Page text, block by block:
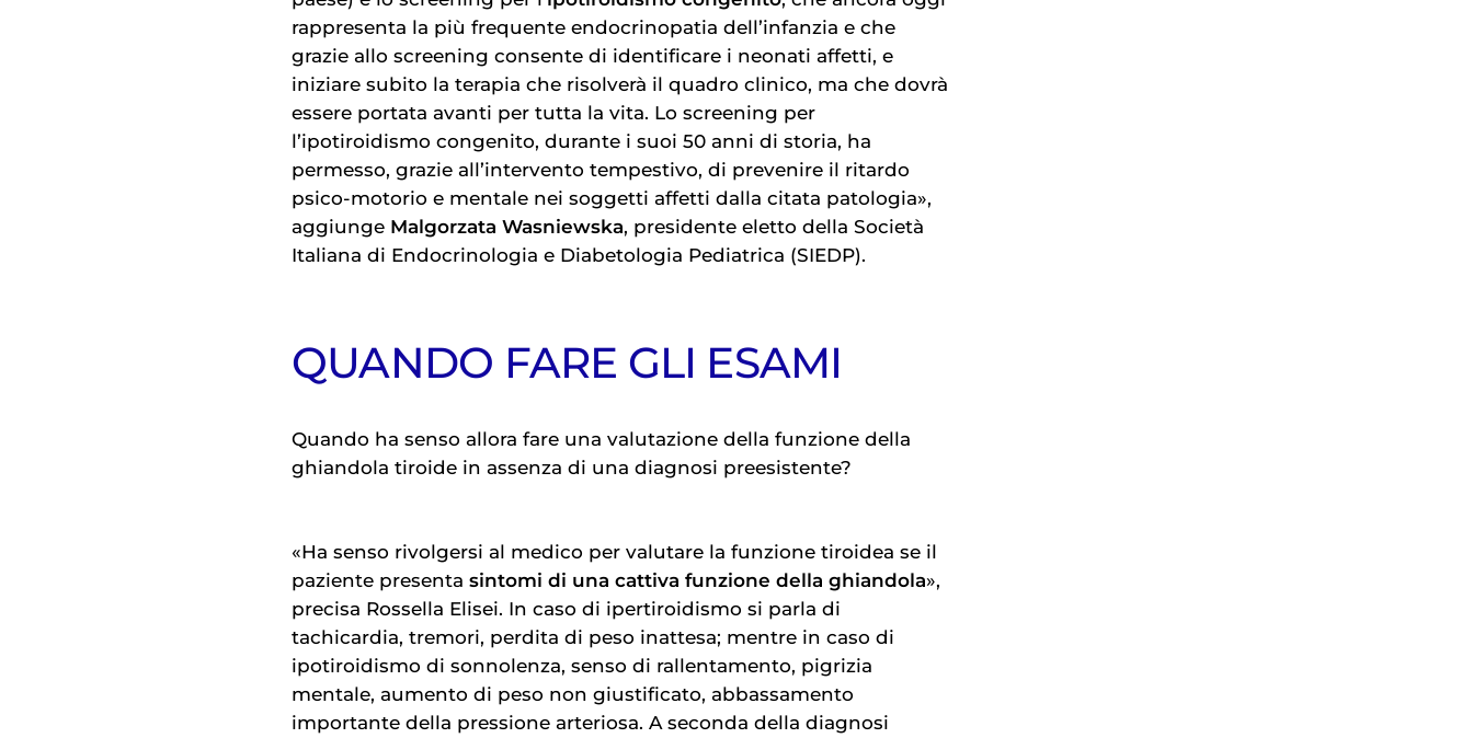
rappresenta la più frequente endocrinopatia dell’infanzia e che
grazie allo screening consente di identificare i neonati affetti, e
iniziare subito la terapia che risolverà il quadro clinico, ma che dovrà
essere portata avanti per tutta la vita. Lo screening per
l’ipotiroidismo congenito, durante i suoi 50 anni di storia, ha
permesso, grazie all’intervento tempestivo, di prevenire il ritardo
psico-motorio e mentale nei soggetti affetti dalla citata patologia»,
aggiunge Malgorzata Wasniewska, presidente eletto della Società
Italiana di Endocrinologia e Diabetologia Pediatrica (SIEDP).
QUANDO FARE GLI ESAMI
Quando ha senso allora fare una valutazione della funzione della
ghiandola tiroide in assenza di una diagnosi preesistente?
«Ha senso rivolgersi al medico per valutare la funzione tiroidea se il
paziente presenta sintomi di una cattiva funzione della ghiandola»,
precisa Rossella Elisei. In caso di ipertiroidismo si parla di
tachicardia, tremori, perdita di peso inattesa; mentre in caso di
ipotiroidismo di sonnolenza, senso di rallentamento, pigrizia
mentale, aumento di peso non giustificato, abbassamento
importante della pressione arteriosa. A seconda della diagnosi